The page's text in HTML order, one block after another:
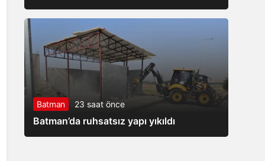
Batman 23 saat önce
Batman’da ruhsatsız yapı yıkıldı